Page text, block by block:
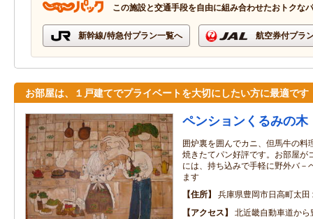
この施設と交通手段を自由に組み合わせたおトクな
新幹線/特急付プラン一覧へ 航空券付プラ
お部屋は、１戸建てでプライベートを大切にしたい方に最適です
ペンションくるみの木
囲炉裏を囲んでカニ、但馬牛の料
焼きたてパン好評です。お部屋が
には、持ち込みで手軽に野外バ－
ます
住所
兵庫県豊岡市日高町太田
アクセス
北近畿自動車道か